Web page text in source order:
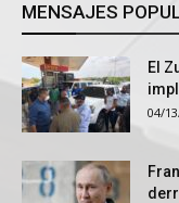
MENSAJES
El
04/